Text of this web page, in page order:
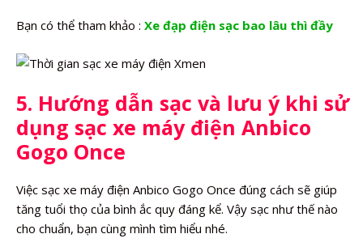
Bạn có thể tham khảo : Xe đạp điện sạc bao lâu thì đầy
5. Hướng dẫn sạc và lưu ý khi sử
dụng sạc xe máy điện Anbico
Gogo Once
Việc sạc xe máy điện Anbico Gogo Once đúng cách sẽ giúp
tăng tuổi thọ của bình ắc quy đáng kể. Vậy sạc như thế nào
cho chuẩn, bạn cùng mình tìm hiểu nhé.